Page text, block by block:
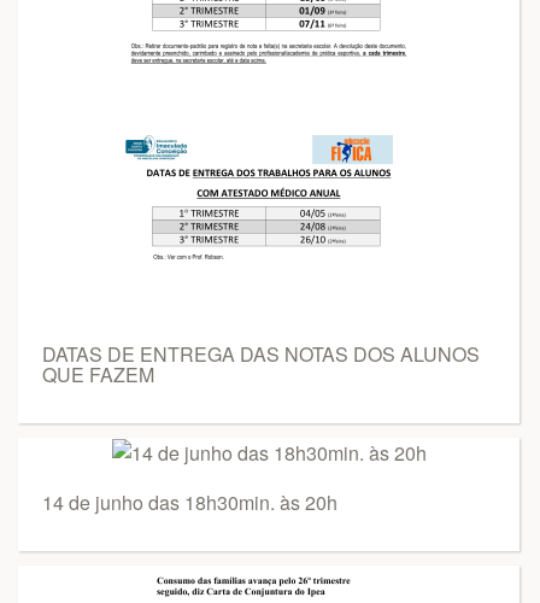
DATAS DE ENTREGA DAS NOTAS DOS ALUNOS
QUE FAZEM
14 de junho das 18h30min. às 20h